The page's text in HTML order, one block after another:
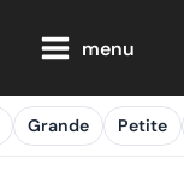
menu
Grande Petite